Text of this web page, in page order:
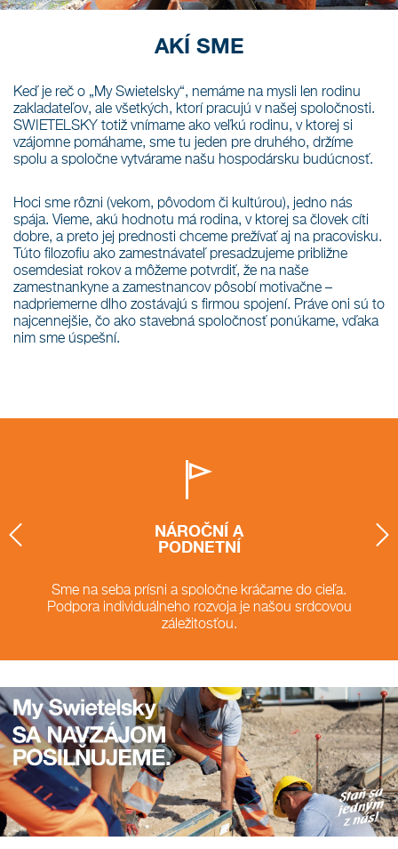
AKÍ SME
Keď je reč o „My Swietelsky“, nemáme na mysli len rodinu
zakladateľov, ale všetkých, ktorí pracujú v našej spoločnosti.
SWIETELSKY totiž vnímame ako veľkú rodinu, v ktorej si
vzájomne pomáhame, sme tu jeden pre druhého, držíme
spolu a spoločne vytvárame našu hospodársku budúcnosť.
Hoci sme rôzni (vekom, pôvodom či kultúrou), jedno nás
spája. Vieme, akú hodnotu má rodina, v ktorej sa človek cíti
dobre, a preto jej prednosti chceme prežívať aj na pracovisku.
Túto filozofiu ako zamestnávateľ presadzujeme približne
osemdesiat rokov a môžeme potvrdiť, že na naše
zamestnankyne a zamestnancov pôsobí motivačne –
nadpriemerne dlho zostávajú s firmou spojení. Práve oni sú to
najcennejšie, čo ako stavebná spoločnosť ponúkame, vďaka
nim sme úspešní.
NÁROČNÍ A
PODNETNÍ
Sme na seba prísni a spoločne kráčame do cieľa.
Podpora individuálneho rozvoja je našou srdcovou
záležitosťou.